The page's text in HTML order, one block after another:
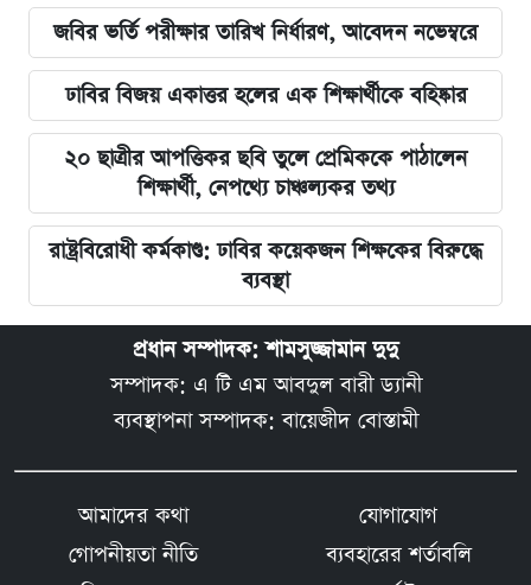
জবির ভর্তি পরীক্ষার তারিখ নির্ধারণ, আবেদন নভেম্বরে
ঢাবির বিজয় একাত্তর হলের এক শিক্ষার্থীকে বহিষ্কার
২০ ছাত্রীর আপত্তিকর ছবি তুলে প্রেমিককে পাঠালেন
শিক্ষার্থী, নেপথ্যে চাঞ্চল্যকর তথ্য
রাষ্ট্রবিরোধী কর্মকাণ্ড: ঢাবির কয়েকজন শিক্ষকের বিরুদ্ধে
ব্যবস্থা
প্রধান সম্পাদক: শামসুজ্জামান দুদু
সম্পাদক: এ টি এম আবদুল বারী ড্যানী
ব্যবস্থাপনা সম্পাদক: বায়েজীদ বোস্তামী
আমাদের কথা
যোগাযোগ
গোপনীয়তা নীতি
ব্যবহারের শর্তাবলি